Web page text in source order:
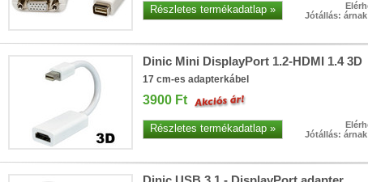
• USB 3.2 Gen2 csatlakozás (10 Gbit/sec) • Hardver RAID0/
olvasási sebesség RAID0 esetén • Akár 24 TB-os HDD/SSD
halk ventilátor
Részletes termékadatlap »
Jótállás:
Dinic Mini DisplayPort 1.2-HDMI 1.4 3D
17 cm-es adapterkábel
3900 Ft
Részletes termékadatlap »
Jótállás: